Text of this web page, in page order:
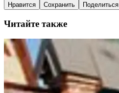
Нравится Сохранить Поделиться
Читайте также